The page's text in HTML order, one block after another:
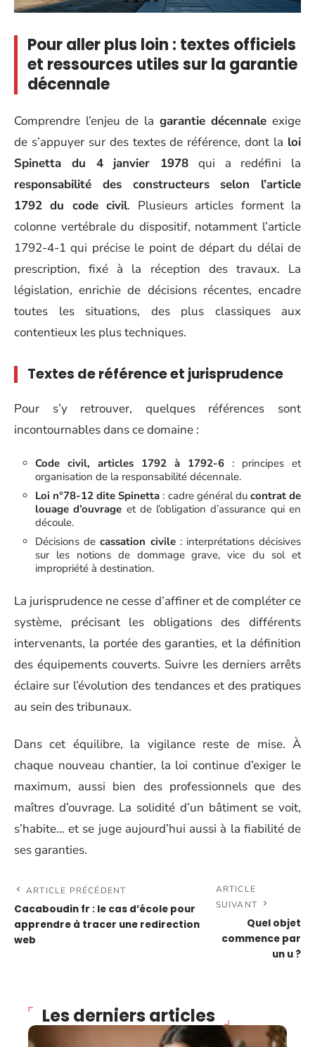
Pour aller plus loin : textes officiels
et ressources utiles sur la garantie
décennale
Comprendre l’enjeu de la garantie décennale exige
de s’appuyer sur des textes de référence, dont la loi
Spinetta du 4 janvier 1978 qui a redéfini la
responsabilité des constructeurs selon l’article
1792 du code civil. Plusieurs articles forment la
colonne vertébrale du dispositif, notamment l’article
1792-4-1 qui précise le point de départ du délai de
prescription, fixé à la réception des travaux. La
législation, enrichie de décisions récentes, encadre
toutes les situations, des plus classiques aux
contentieux les plus techniques.
Textes de référence et jurisprudence
Pour s’y retrouver, quelques références sont
incontournables dans ce domaine :
Code civil, articles 1792 à 1792-6 : principes et
organisation de la responsabilité décennale.
Loi n°78-12 dite Spinetta : cadre général du contrat de
louage d’ouvrage et de l’obligation d’assurance qui en
découle.
Décisions decassation civile: interprétations décisives
sur les notions de dommage grave, vice du sol et
impropriété à destination.
La jurisprudence ne cesse d’affiner et de compléter ce
système, précisant les obligations des différents
intervenants, la portée des garanties, et la définition
des équipements couverts. Suivre les derniers arrêts
éclaire sur l’évolution des tendances et des pratiques
au sein des tribunaux.
Dans cet équilibre, la vigilance reste de mise. À
chaque nouveau chantier, la loi continue d’exiger le
maximum, aussi bien des professionnels que des
maîtres d’ouvrage. La solidité d’un bâtiment se voit,
s’habite… et se juge aujourd’hui aussi à la fiabilité de
ses garanties.
ARTICLE PRÉCÉDENT
Cacaboudin fr : le cas d’école pour
apprendre à tracer une redirection
web
ARTICLE
SUIVANT
Quel objet
commence par
un u ?
Les derniers articles